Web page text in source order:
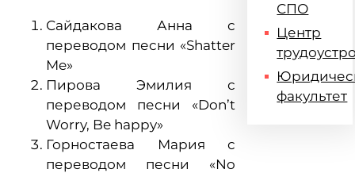
Сайдакова Анна с
переводом песни «Shatter
Me»
Пирова Эмилия с
переводом песни «Don’t
Worry, Be happy»
Горностаева Мария с
переводом песни «No
СПО
Центр
факультет